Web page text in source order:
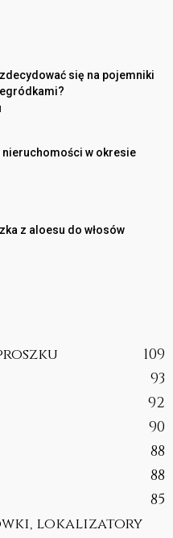
się na pojemniki
nieruchomości w okresie
z aloesu do włosów
109
93
92
90
88
88
85
lokalizatory